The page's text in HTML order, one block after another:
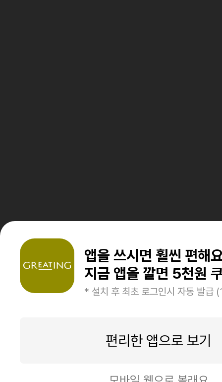
앱을 쓰시면 훨씬 편해
지금 앱을 깔면 5천원
* 설치 후 최초 로그인시 자동 발급
편리한 앱으로 보기